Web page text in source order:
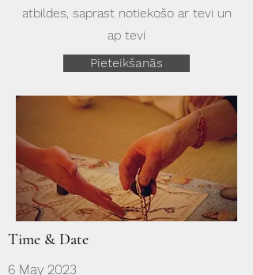
atbildes, saprast notiekošo ar tevi un
ap tevi
Pieteikšanās
Time & Date
6 May 2023